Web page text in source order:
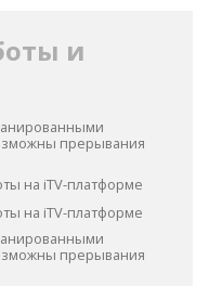
и
прерывания
на iTV-платформе
на iTV-платформе
прерывания